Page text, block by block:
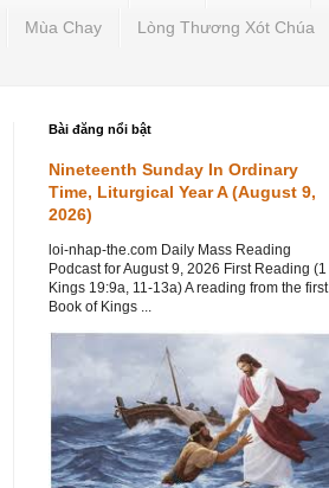
Mùa Chay Lòng Thương Xót Chúa
Bài đăng nổi bật
Nineteenth Sunday In Ordinary
Time, Liturgical Year A (August 9,
2026)
loi-nhap-the.com Daily Mass Reading
Podcast for August 9, 2026 First Reading (1
Kings 19:9a, 11-13a) A reading from the first
Book of Kings ...